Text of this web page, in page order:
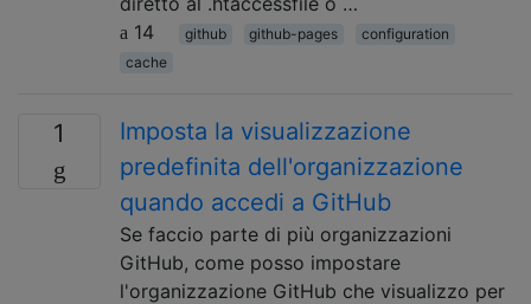
14
github github-pages
configuration
cache
1
Imposta la visualizzazione
predefinita dell'organizzazione
quando accedi a GitHub
Se faccio parte di più organizzazioni
GitHub, come posso impostare
l'organizzazione GitHub che visualizzo per